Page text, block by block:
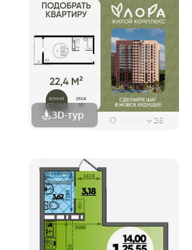
3D-тур + 26